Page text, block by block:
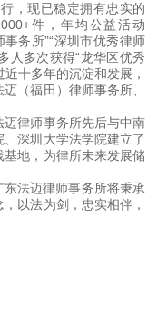
，现已稳定拥有忠实的
件，年均公益活动
务所”“深圳市优秀律师
人多次获得“龙华区优秀
十多年的沉淀和发展，
（福田）律师事务所、
律师事务所先后与中南
深圳大学法学院建立了
地，为律所未来发展储
法迈律师事务所将秉承
以法为剑，忠实相伴，